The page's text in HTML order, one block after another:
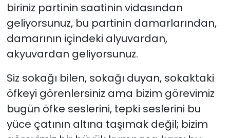
biriniz partinin saatinin vidasından
geliyorsunuz, bu partinin damarlarından,
damarının içindeki alyuvardan,
akyuvardan geliyorsunuz.
Siz sokağı bilen, sokağı duyan, sokaktaki
öfkeyi görenlersiniz ama bizim görevimiz
bugün öfke seslerini, tepki seslerini bu
yüce çatının altına taşımak değil; bizim